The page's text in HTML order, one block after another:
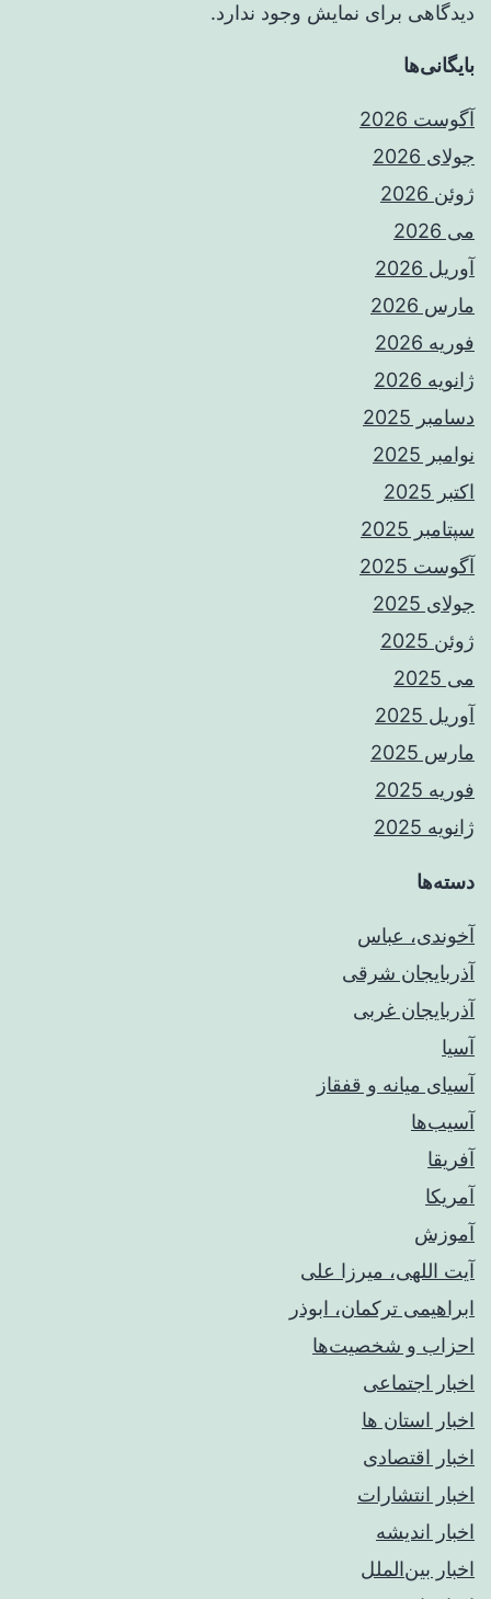
دیدگاهی برای نمایش وجود ندارد.
بایگانی‌ها
آگوست 2026
جولای 2026
ژوئن 2026
می 2026
آوریل 2026
مارس 2026
فوریه 2026
ژانویه 2026
دسامبر 2025
نوامبر 2025
اکتبر 2025
سپتامبر 2025
آگوست 2025
جولای 2025
ژوئن 2025
می 2025
آوریل 2025
مارس 2025
فوریه 2025
ژانویه 2025
دسته‌ها
آخوندی، عباس
آذربایجان شرقی
آذربایجان غربی
آسیا
آسیای میانه و قفقاز
آسیب‌ها
آفریقا
آمریکا
آموزش
آیت اللهی، میرزا علی
ابراهیمی ترکمان، ابوذر
احزاب و شخصیت‌ها
اخبار اجتماعی
اخبار استان ها
اخبار اقتصادی
اخبار انتشارات
اخبار اندیشه
اخبار بین‌الملل